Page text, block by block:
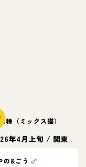
種（ミックス猫）
年4月上旬 / 関東
の&ごう ♂